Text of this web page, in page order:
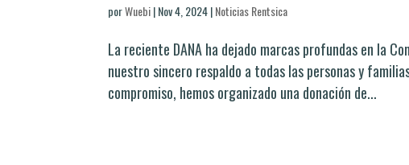
porWuebi|Nov 4, 2024|Noticias Rentsica
La reciente DANA ha dejado marcas profundas en la
nuestro sincero respaldo a todas las personas y
compromiso, hemos organizado una donación de...